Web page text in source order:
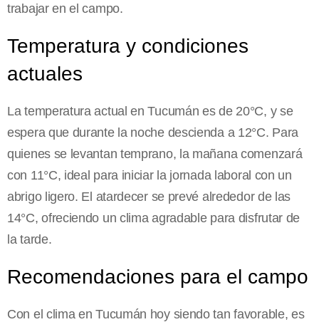
trabajar en el campo.
Temperatura y condiciones
actuales
La temperatura actual en Tucumán es de 20°C, y se
espera que durante la noche descienda a 12°C. Para
quienes se levantan temprano, la mañana comenzará
con 11°C, ideal para iniciar la jornada laboral con un
abrigo ligero. El atardecer se prevé alrededor de las
14°C, ofreciendo un clima agradable para disfrutar de
la tarde.
Recomendaciones para el campo
Con el clima en Tucumán hoy siendo tan favorable, es